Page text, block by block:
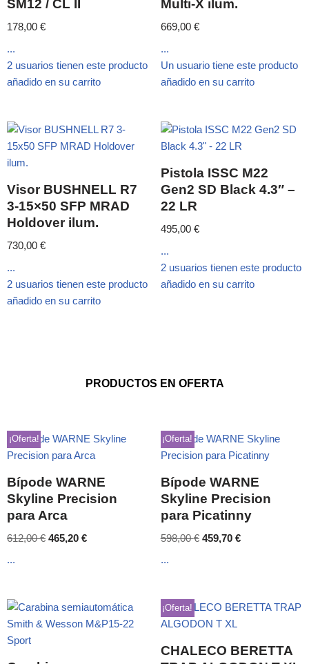
SM12 / CL II
178,00 €
...
2 usuarios tienen este producto
añadido en su carrito
Multi-X ilum.
669,00 €
...
Un usuario tiene este producto
añadido en su carrito
Visor BUSHNELL R7
3-15×50 SFP MRAD
Holdover ilum.
730,00 €
...
2 usuarios tienen este producto
añadido en su carrito
Pistola ISSC M22
Gen2 SD Black 4.3″ –
22 LR
495,00 €
...
2 usuarios tienen este producto
añadido en su carrito
PRODUCTOS EN OFERTA
¡Oferta!
Bípode WARNE
Skyline Precision
para Arca
612,00€ 465,20 €
...
¡Oferta!
Bípode WARNE
Skyline Precision
para Picatinny
598,00€ 459,70 €
...
¡Oferta!
CHALECO BERETTA